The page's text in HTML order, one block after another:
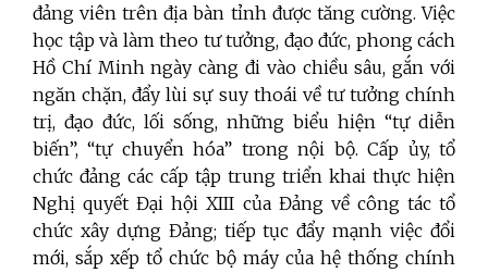
đảng viên trên địa bàn tỉnh được tăng cường. Việc
học tập và làm theo tư tưởng, đạo đức, phong cách
Hồ Chí Minh ngày càng đi vào chiều sâu, gắn với
ngăn chặn, đẩy lùi sự suy thoái về tư tưởng chính
trị, đạo đức, lối sống, những biểu hiện “tự diễn
biến”, “tự chuyển hóa” trong nội bộ. Cấp ủy, tổ
chức đảng các cấp tập trung triển khai thực hiện
Nghị quyết Đại hội XIII của Đảng về công tác tổ
chức xây dựng Đảng; tiếp tục đẩy mạnh việc đổi
mới, sắp xếp tổ chức bộ máy của hệ thống chính